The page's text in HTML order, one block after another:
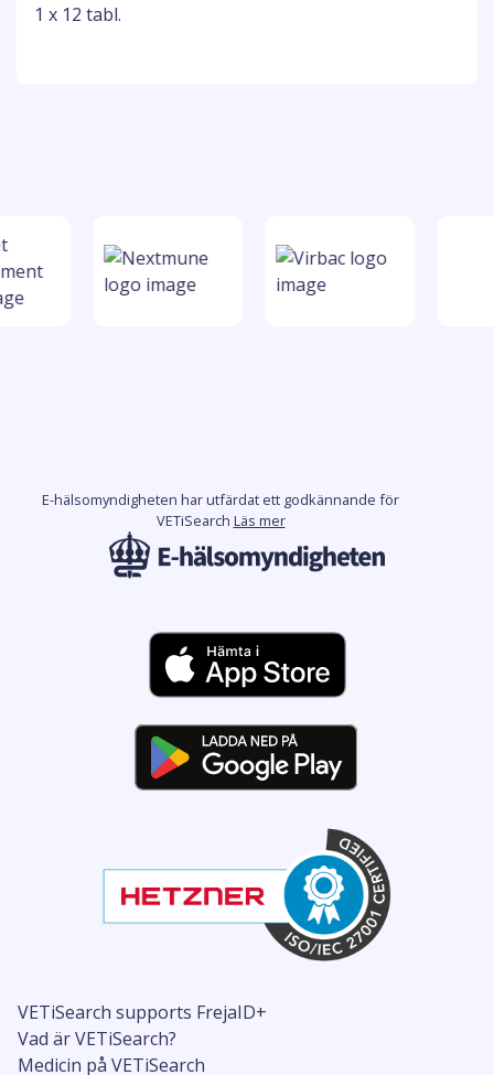
1 x 12 tabl.
VETiSearch supports FrejaID+
Vad är VETiSearch?
Medicin på VETiSearch
E-hälsomyndigheten har utfärdat ett godkännande för
VETiSearch Läs mer